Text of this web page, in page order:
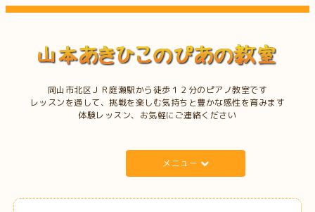
岡山市北区ＪＲ庭瀬駅から徒歩１２分のピアノ教室です
レッスンを通して、挑戦を楽しむ気持ちと豊かな感性を育みます
体験レッスン、お気軽にご連絡ください
メニュー